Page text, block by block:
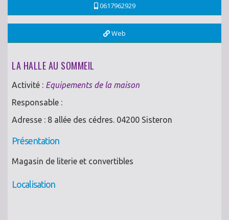
0617962929
Web
LA HALLE AU SOMMEIL
Activité : Equipements de la maison
Responsable :
Adresse : 8 allée des cédres. 04200 Sisteron
Présentation
Magasin de literie et convertibles
Localisation